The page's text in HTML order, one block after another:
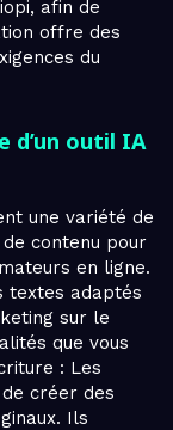
afin de
offre des
du
d’un outil IA
une variété de
contenu pour
en ligne.
textes adaptés
sur le
que vous
: Les
créer des
Ils